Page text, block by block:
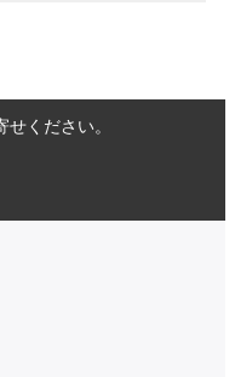
ください。